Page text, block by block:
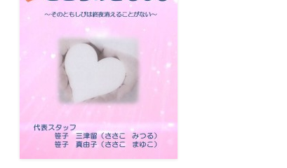
全ページ（https://silex-transl.com/）が閲覧できな
くなります。 皆様ご迷惑をお掛けいた...
11月1日をもって組織を合同会社に改め、Silex
Press合同会社を設立いたしました。
Global Health Review食は「地中海的」に?
しました。
サービス内容のページに「医の知の共有」を追加し